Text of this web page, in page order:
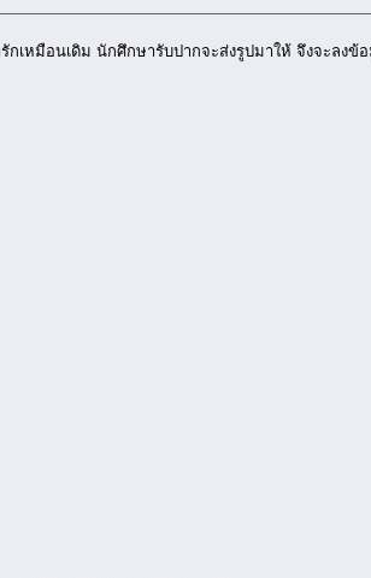
เหมือนเดิม นักศึกษารับปากจะส่งรูปมาให้ จึงจะลงข้